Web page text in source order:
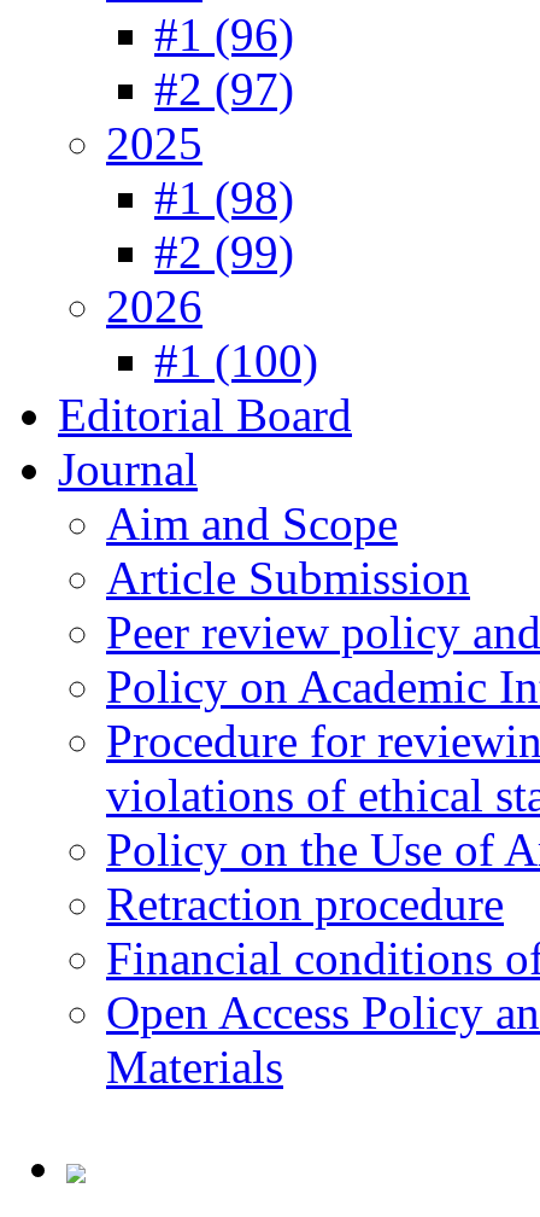
#1 (96)
#2 (97)
2025
#1 (98)
#2 (99)
2026
#1 (100)
Editorial Board
Journal
Aim and Scope
Article Submission
Peer review policy
Policy on Academic
Procedure for
violations of ethical
Policy on the Use of
Retraction procedure
Financial conditions
Open Access Policy
Materials